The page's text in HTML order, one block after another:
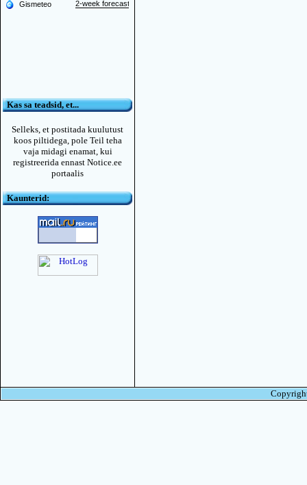
Kas sa teadsid, et...
Selleks, et postitada kuulutust
koos piltidega, pole Teil teha
vaja midagi enamat, kui
registreerida ennast Notice.ee
portaalis
Kaunterid: